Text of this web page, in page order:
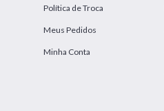
Política de Troca
Meus Pedidos
Minha Conta